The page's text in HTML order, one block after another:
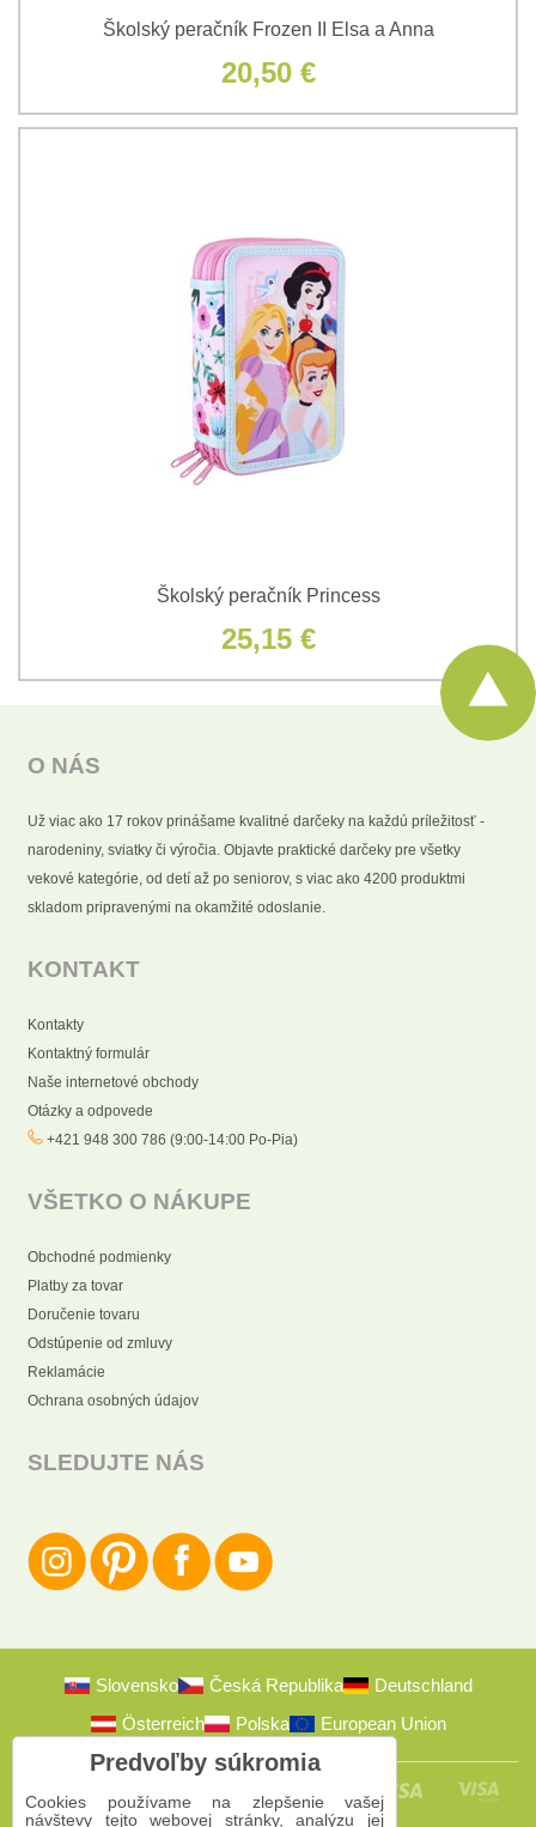
Školský peračník Frozen II Elsa a Anna
20,50 €
Školský peračník Princess
25,15 €
O NÁS
Už viac ako 17 rokov prinášame kvalitné darčeky na každú príležitosť -
narodeniny, sviatky či výročia. Objavte praktické darčeky pre všetky
vekové kategórie, od detí až po seniorov, s viac ako 4200 produktmi
skladom pripravenými na okamžité odoslanie.
KONTAKT
Kontakty
Kontaktný formulár
Naše internetové obchody
Otázky a odpovede
+421 948 300 786 (9:00-14:00 Po-Pia)
VŠETKO O NÁKUPE
Obchodné podmienky
Platby za tovar
Doručenie tovaru
Odstúpenie od zmluvy
Reklamácie
Ochrana osobných údajov
SLEDUJTE NÁS
Slovensko Česká Republika
Deutschland
Österreich
Polska European Union
Predvoľby súkromia
Cookies používame na zlepšenie vašej
návštevy tejto webovej stránky, analýzu jej